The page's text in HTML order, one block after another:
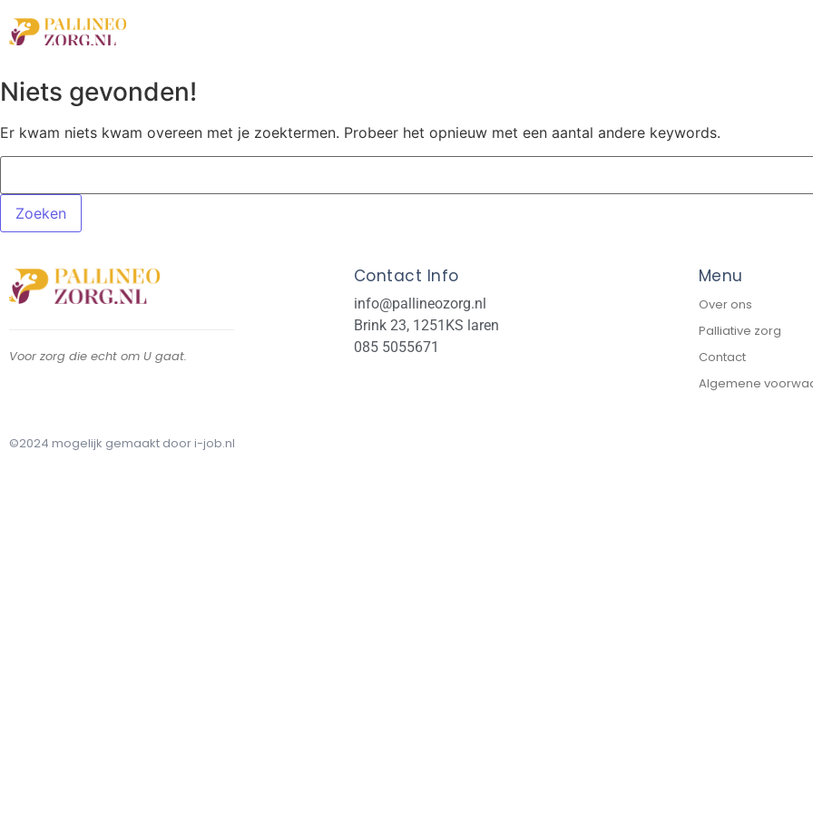
Niets gevonden!
Er kwam niets kwam overeen met je zoektermen. Probeer het opnieuw met een aantal andere keywords.
Voor zorg die echt om U gaat.
Contact Info
info@pallineozorg.nl
Brink 23, 1251KS laren​
085 5055671
Menu
Over ons
Palliative zorg
Contact
Algemene
©2024 mogelijk gemaakt door i-job.nl